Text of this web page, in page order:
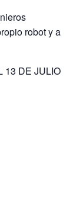
robot y a
13 DE JULIO